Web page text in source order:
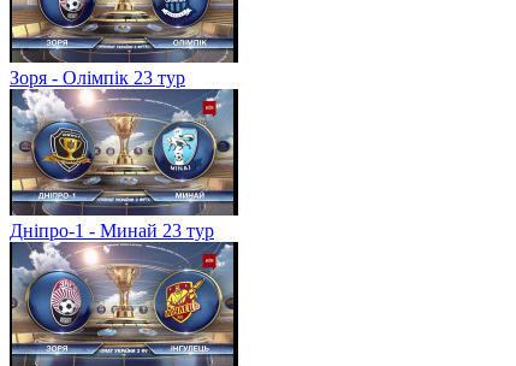
Зоря - Олімпік 23 тур
Дніпро-1 - Минай 23 тур